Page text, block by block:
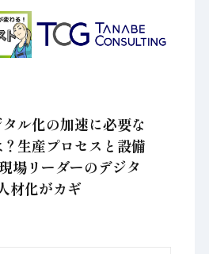
ル化の加速に必要な
生産プロセスと設備
場リーダーのデジタ
材化がカギ